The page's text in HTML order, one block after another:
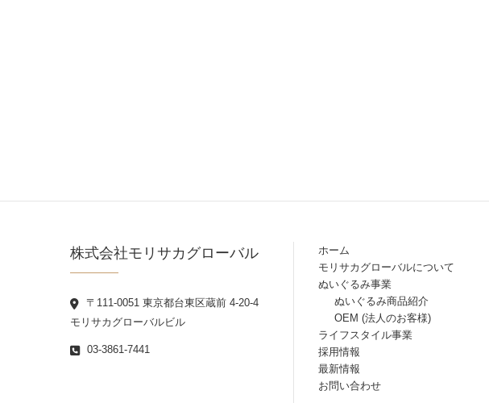
株式会社モリサカグローバル
〒111-0051 東京都台東区蔵前 4-20-4
モリサカグローバルビル
03-3861-7441
ホーム
モリサカグローバルについて
ぬいぐるみ事業
ぬいぐるみ商品紹介
OEM (法人のお客様)
ライフスタイル事業
採用情報
最新情報
お問い合わせ